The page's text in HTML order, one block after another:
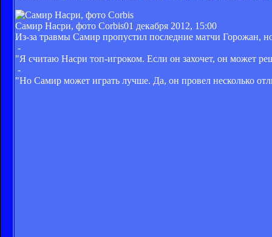
Самир Насри, фото Corbis01 декабря 2012, 15:00
Из-за травмы Самир пропустил последние матчи Горожан,
-
"Я считаю Насри топ-игроком. Если он захочет, он может
-
"Но Самир может играть лучше. Да, он провел несколько